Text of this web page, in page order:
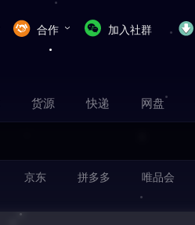
合作 加入社群
货源 快递 网盘
京东 拼多多 唯品会